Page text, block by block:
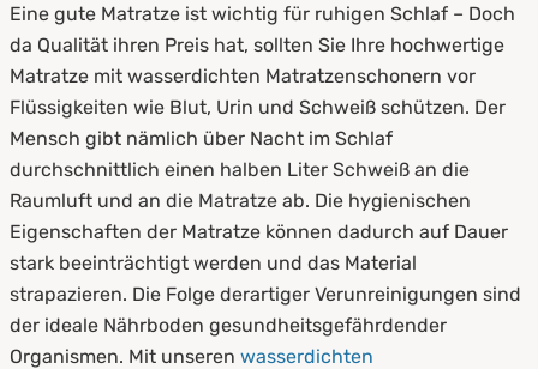
Matratzenbezuges
2. Worauf sollten Sie beim Kauf achten?
3. Pflegehinweise
Eine gute Matratze ist wichtig für ruhigen Schlaf – Doch
da Qualität ihren Preis hat, sollten Sie Ihre hochwertige
Matratze mit wasserdichten Matratzenschonern vor
Flüssigkeiten wie Blut, Urin und Schweiß schützen. Der
Mensch gibt nämlich über Nacht im Schlaf
durchschnittlich einen halben Liter Schweiß an die
Raumluft und an die Matratze ab. Die hygienischen
Eigenschaften der Matratze können dadurch auf Dauer
stark beeinträchtigt werden und das Material
strapazieren. Die Folge derartiger Verunreinigungen sind
der ideale Nährboden gesundheitsgefährdender
Organismen. Mit unseren wasserdichten